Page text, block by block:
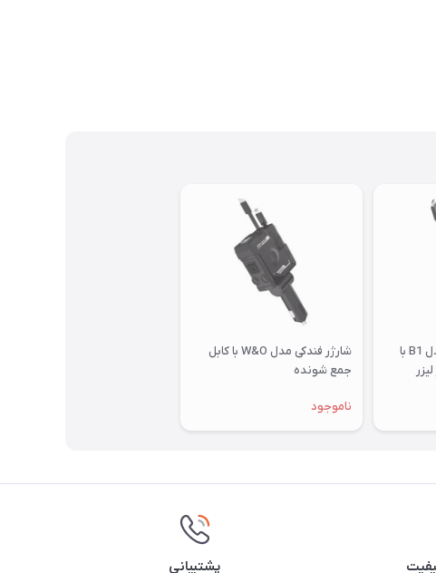
شارژر فندکی 66 وات مدل B1 با
شارژر فندکی مدل W&O با کابل
جمع شونده
ناموجود
پشتیبانی